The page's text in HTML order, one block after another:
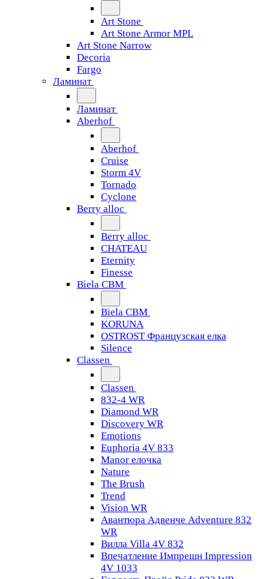
Art Stone
Art Stone Armor MPL
Art Stone Narrow
Decoria
Fargo
Ламинат
Ламинат
Aberhof
Aberhof
Cruise
Storm 4V
Tornado
Сyclone
Berry alloc
Berry alloc
CHATEAU
Eternity
Finesse
Biela CBM
Biela CBM
KORUNA
OSTROST Французская елка
Silence
Classen
Classen
832-4 WR
Diamond WR
Discovery WR
Emotions
Euphoria 4V 833
Manor елочка
Nature
The Brush
Trend
Vision WR
Авантюра Адвенче Adventure 832
WR
Вилла Villa 4V 832
Впечатление Импрешн Impression
4V 1033